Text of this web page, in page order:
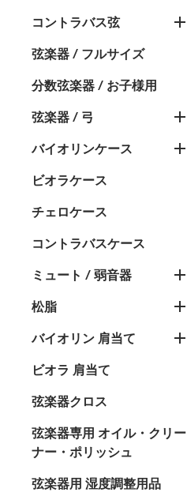
コントラバス弦
弦楽器 / フルサイズ
分数弦楽器 / お子様用
弦楽器 / 弓
バイオリンケース
ビオラケース
チェロケース
コントラバスケース
ミュート / 弱音器
松脂
バイオリン 肩当て
ビオラ 肩当て
弦楽器クロス
弦楽器専用 オイル・クリー
ナー・ポリッシュ
弦楽器用 湿度調整用品